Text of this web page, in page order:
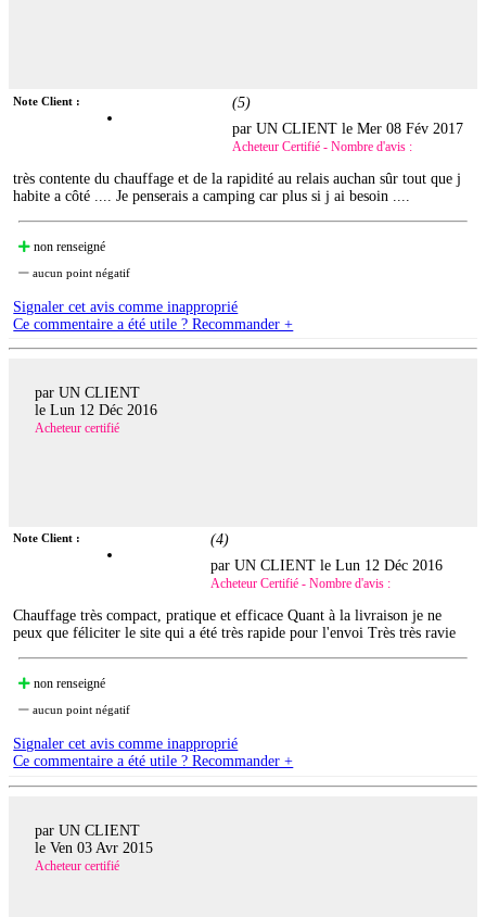
Note Client : (5)
par UN CLIENT leMer 08 Fév 2017
Acheteur Certifié - Nombre d'avis :
très contente du chauffage et de la rapidité au relais auchan sûr tout que j
habite a côté .... Je penserais a camping car plus si j ai besoin ....
non renseigné
aucun point négatif
Signaler cet avis comme inapproprié
Ce commentaire a été utile ? Recommander +
par UN CLIENT
le Lun 12 Déc 2016
Acheteur certifié
Note Client : (4)
par UN CLIENT leLun 12 Déc 2016
Acheteur Certifié - Nombre d'avis :
Chauffage très compact, pratique et efficace Quant à la livraison je ne
peux que féliciter le site qui a été très rapide pour l'envoi Très très ravie
non renseigné
aucun point négatif
Signaler cet avis comme inapproprié
Ce commentaire a été utile ? Recommander +
par UN CLIENT
le Ven 03 Avr 2015
Acheteur certifié